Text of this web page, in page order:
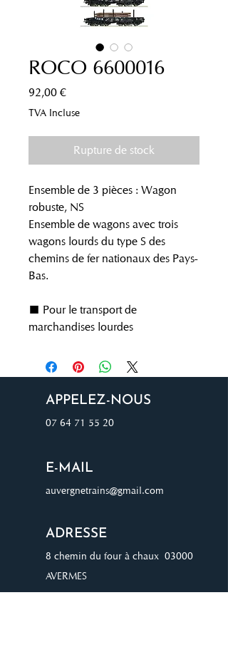
ROCO 6600016
92,00 €Prix
TVA Incluse
Rupture de stock
Ensemble de 3 pièces : Wagon
robuste, NS
Ensemble de wagons avec trois
wagons lourds du type S des
chemins de fer nationaux des Pays-
Bas.
■ Pour le transport de
marchandises lourdes
APPELEZ-NOUS
07 64 71 55 20
E-MAIL
auvergnetrains@gmail.com
ADRESSE
8 chemin du four à chaux 03000
AVERMES